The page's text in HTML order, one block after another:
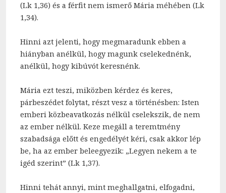
(Lk 1,36) és a férfit nem ismerő Mária méhében (Lk
1,34).
Hinni azt jelenti, hogy megmaradunk ebben a
hiányban anélkül, hogy magunk cselekednénk,
anélkül, hogy kibúvót keresnénk.
Mária ezt teszi, miközben kérdez és keres,
párbeszédet folytat, részt vesz a történésben: Isten
emberi közbeavatkozás nélkül cselekszik, de nem
az ember nélkül. Keze megáll a teremtmény
szabadsága előtt és engedélyét kéri, csak akkor lép
be, ha az ember beleegyezik: „Legyen nekem a te
igéd szerint” (Lk 1,37).
Hinni tehát annyi, mint meghallgatni, elfogadni,